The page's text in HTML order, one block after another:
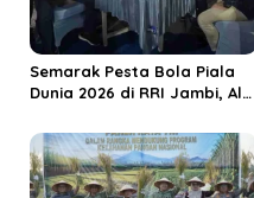
o
s
Semarak Pesta Bola Piala
Dunia 2026 di RRI Jambi, Al
Ekonomi Rakyat